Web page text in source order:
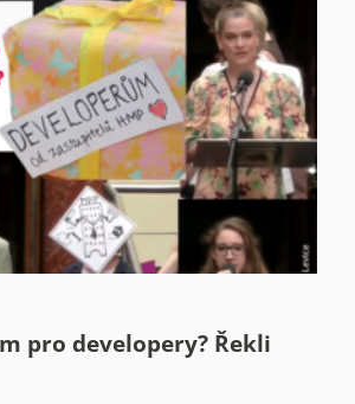
pro developery? Řekli